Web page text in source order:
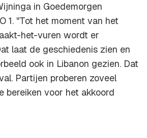
in Goedemorgen
1. "Tot het moment van het
het-vuren wordt er
laat de geschiedenis zien en
ook in Libanon gezien. Dat
Partijen proberen zoveel
bereiken voor het akkoord